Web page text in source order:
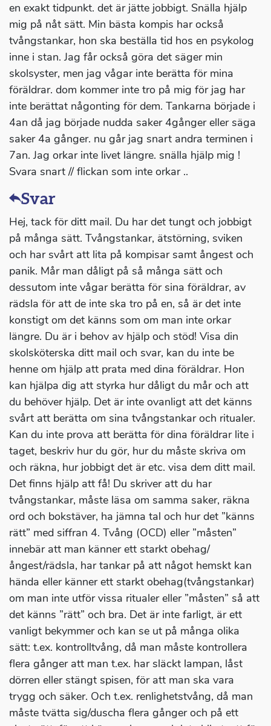
en exakt tidpunkt. det är jätte jobbigt. Snälla hjälp
mig på nåt sätt. Min bästa kompis har också
tvångstankar, hon ska beställa tid hos en psykolog
inne i stan. Jag får också göra det säger min
skolsyster, men jag vågar inte berätta för mina
föräldrar. dom kommer inte tro på mig för jag har
inte berättat någonting för dem. Tankarna började i
4an då jag började nudda saker 4gånger eller säga
saker 4a gånger. nu går jag snart andra terminen i
7an. Jag orkar inte livet längre. snälla hjälp mig !
Svara snart // flickan som inte orkar ..
Svar
Hej, tack för ditt mail. Du har det tungt och jobbigt
på många sätt. Tvångstankar, ätstörning, sviken
och har svårt att lita på kompisar samt ångest och
panik. Mår man dåligt på så många sätt och
dessutom inte vågar berätta för sina föräldrar, av
rädsla för att de inte ska tro på en, så är det inte
konstigt om det känns som om man inte orkar
längre. Du är i behov av hjälp och stöd! Visa din
skolsköterska ditt mail och svar, kan du inte be
henne om hjälp att prata med dina föräldrar. Hon
kan hjälpa dig att styrka hur dåligt du mår och att
du behöver hjälp. Det är inte ovanligt att det känns
svårt att berätta om sina tvångstankar och ritualer.
Kan du inte prova att berätta för dina föräldrar lite i
taget, beskriv hur du gör, hur du måste skriva om
och räkna, hur jobbigt det är etc. visa dem ditt mail.
Det finns hjälp att få! Du skriver att du har
tvångstankar, måste läsa om samma saker, räkna
ord och bokstäver, ha jämna tal och hur det ”känns
rätt” med siffran 4. Tvång (OCD) eller ”måsten”
innebär att man känner ett starkt obehag/
ångest/rädsla, har tankar på att något hemskt kan
hända eller känner ett starkt obehag(tvångstankar)
om man inte utför vissa ritualer eller ”måsten” så att
det känns ”rätt” och bra. Det är inte farligt, är ett
vanligt bekymmer och kan se ut på många olika
sätt: t.ex. kontrolltvång, då man måste kontrollera
flera gånger att man t.ex. har släckt lampan, låst
dörren eller stängt spisen, för att man ska vara
trygg och säker. Och t.ex. renlighetstvång, då man
måste tvätta sig/duscha flera gånger och på ett